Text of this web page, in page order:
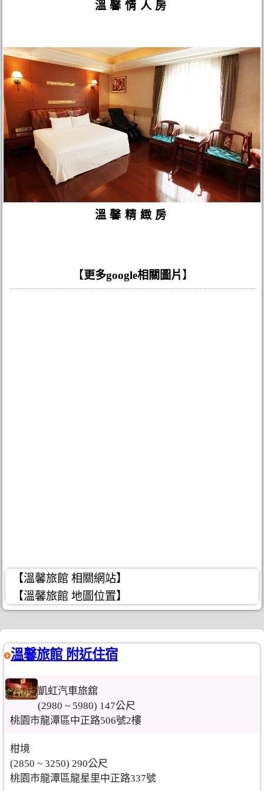
溫馨情人房
溫馨精緻房
【更多google相關圖片 】
【溫馨旅館 相關網站】
【溫馨旅館 地圖位置】
溫馨旅館 附近住宿
凱虹汽車旅舘
(2980 ~ 5980) 147公尺
桃園市龍潭區中正路506號2樓
柑境
(2850 ~ 3250) 290公尺
桃園市龍潭區龍星里中正路337號